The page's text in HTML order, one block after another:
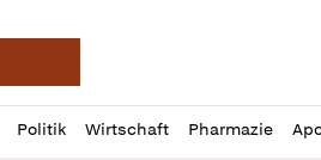
Deutsche Apotheker
Politik Wirtschaft Pharmazie
Profil
öffnen
Daz
Pur